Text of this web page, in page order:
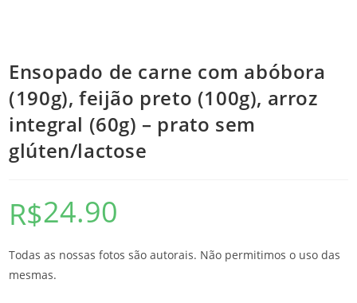
Ensopado de carne com abóbora
(190g), feijão preto (100g), arroz
integral (60g) – prato sem
glúten/lactose
R$24.90
Todas as nossas fotos são autorais. Não permitimos o uso das
mesmas.